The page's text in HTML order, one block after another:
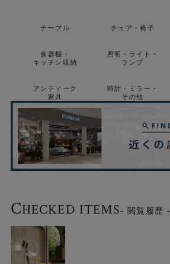
テーブル チェア・椅子
食器棚・
キッチン収納
照明・ライト・
ランプ
アンティーク
家具
時計・ミラー・
その他
CHECKED ITEMS- 閲覧履歴 -